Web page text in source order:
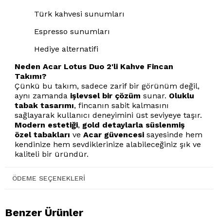
Türk kahvesi sunumları
Espresso sunumları
Hediye alternatifi
Neden Acar Lotus Duo 2'li Kahve Fincan
Takımı?
Çünkü bu takım, sadece zarif bir görünüm değil,
aynı zamanda işlevsel bir çözüm sunar. Oluklu
tabak tasarımı, fincanın sabit kalmasını
sağlayarak kullanıcı deneyimini üst seviyeye taşır.
Modern estetiği, gold detaylarla süslenmiş
özel tabakları ve Acar güvencesi sayesinde hem
kendinize hem sevdiklerinize alabileceğiniz şık ve
kaliteli bir üründür.
ÖDEME SEÇENEKLERI
Benzer Ürünler